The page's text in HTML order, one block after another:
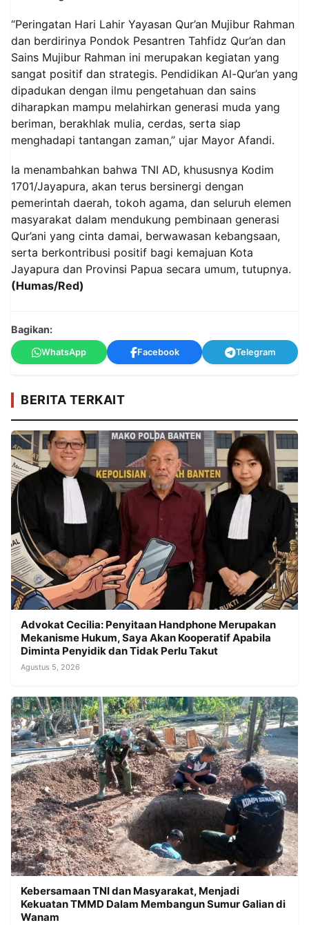
“Peringatan Hari Lahir Yayasan Qur’an Mujibur Rahman
dan berdirinya Pondok Pesantren Tahfidz Qur’an dan
Sains Mujibur Rahman ini merupakan kegiatan yang
sangat positif dan strategis. Pendidikan Al-Qur’an yang
dipadukan dengan ilmu pengetahuan dan sains
diharapkan mampu melahirkan generasi muda yang
beriman, berakhlak mulia, cerdas, serta siap
menghadapi tantangan zaman,” ujar Mayor Afandi.
Ia menambahkan bahwa TNI AD, khususnya Kodim
1701/Jayapura, akan terus bersinergi dengan
pemerintah daerah, tokoh agama, dan seluruh elemen
masyarakat dalam mendukung pembinaan generasi
Qur’ani yang cinta damai, berwawasan kebangsaan,
serta berkontribusi positif bagi kemajuan Kota
Jayapura dan Provinsi Papua secara umum, tutupnya.
(Humas/Red)
Bagikan:
WhatsApp Facebook Telegram
BERITA TERKAIT
Advokat Cecilia: Penyitaan Handphone Merupakan
Mekanisme Hukum, Saya Akan Kooperatif Apabila
Diminta Penyidik dan Tidak Perlu Takut
Agustus 5, 2026
Kebersamaan TNI dan Masyarakat, Menjadi
Kekuatan TMMD Dalam Membangun Sumur Galian di
Wanam